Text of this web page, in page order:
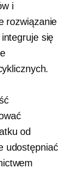
i
rozwiązanie
się
od
udostępniać